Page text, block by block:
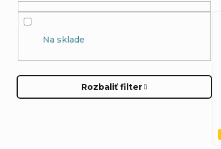
Na sklade
Rozbaliť filter